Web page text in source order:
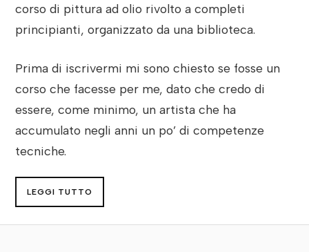
corso di pittura ad olio rivolto a completi
principianti, organizzato da una biblioteca.
Prima di iscrivermi mi sono chiesto se fosse un
corso che facesse per me, dato che credo di
essere, come minimo, un artista che ha
accumulato negli anni un po’ di competenze
tecniche.
LEGGI TUTTO